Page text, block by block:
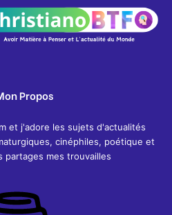
Propos !
et j'adore les sujets d'actualités
cinéphiles, poétique et
partages mes trouvailles.